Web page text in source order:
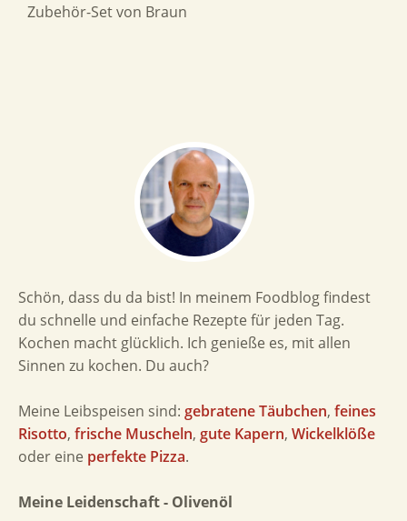
Zubehör-Set von Braun
Schön, dass du da bist! In meinem Foodblog findest
du schnelle und einfache Rezepte für jeden Tag.
Kochen macht glücklich. Ich genieße es, mit allen
Sinnen zu kochen. Du auch?
Meine Leibspeisen sind: gebratene Täubchen, feines
Risotto, frische Muscheln, gute Kapern, Wickelklöße
oder eine perfekte Pizza.
Meine Leidenschaft - Olivenöl